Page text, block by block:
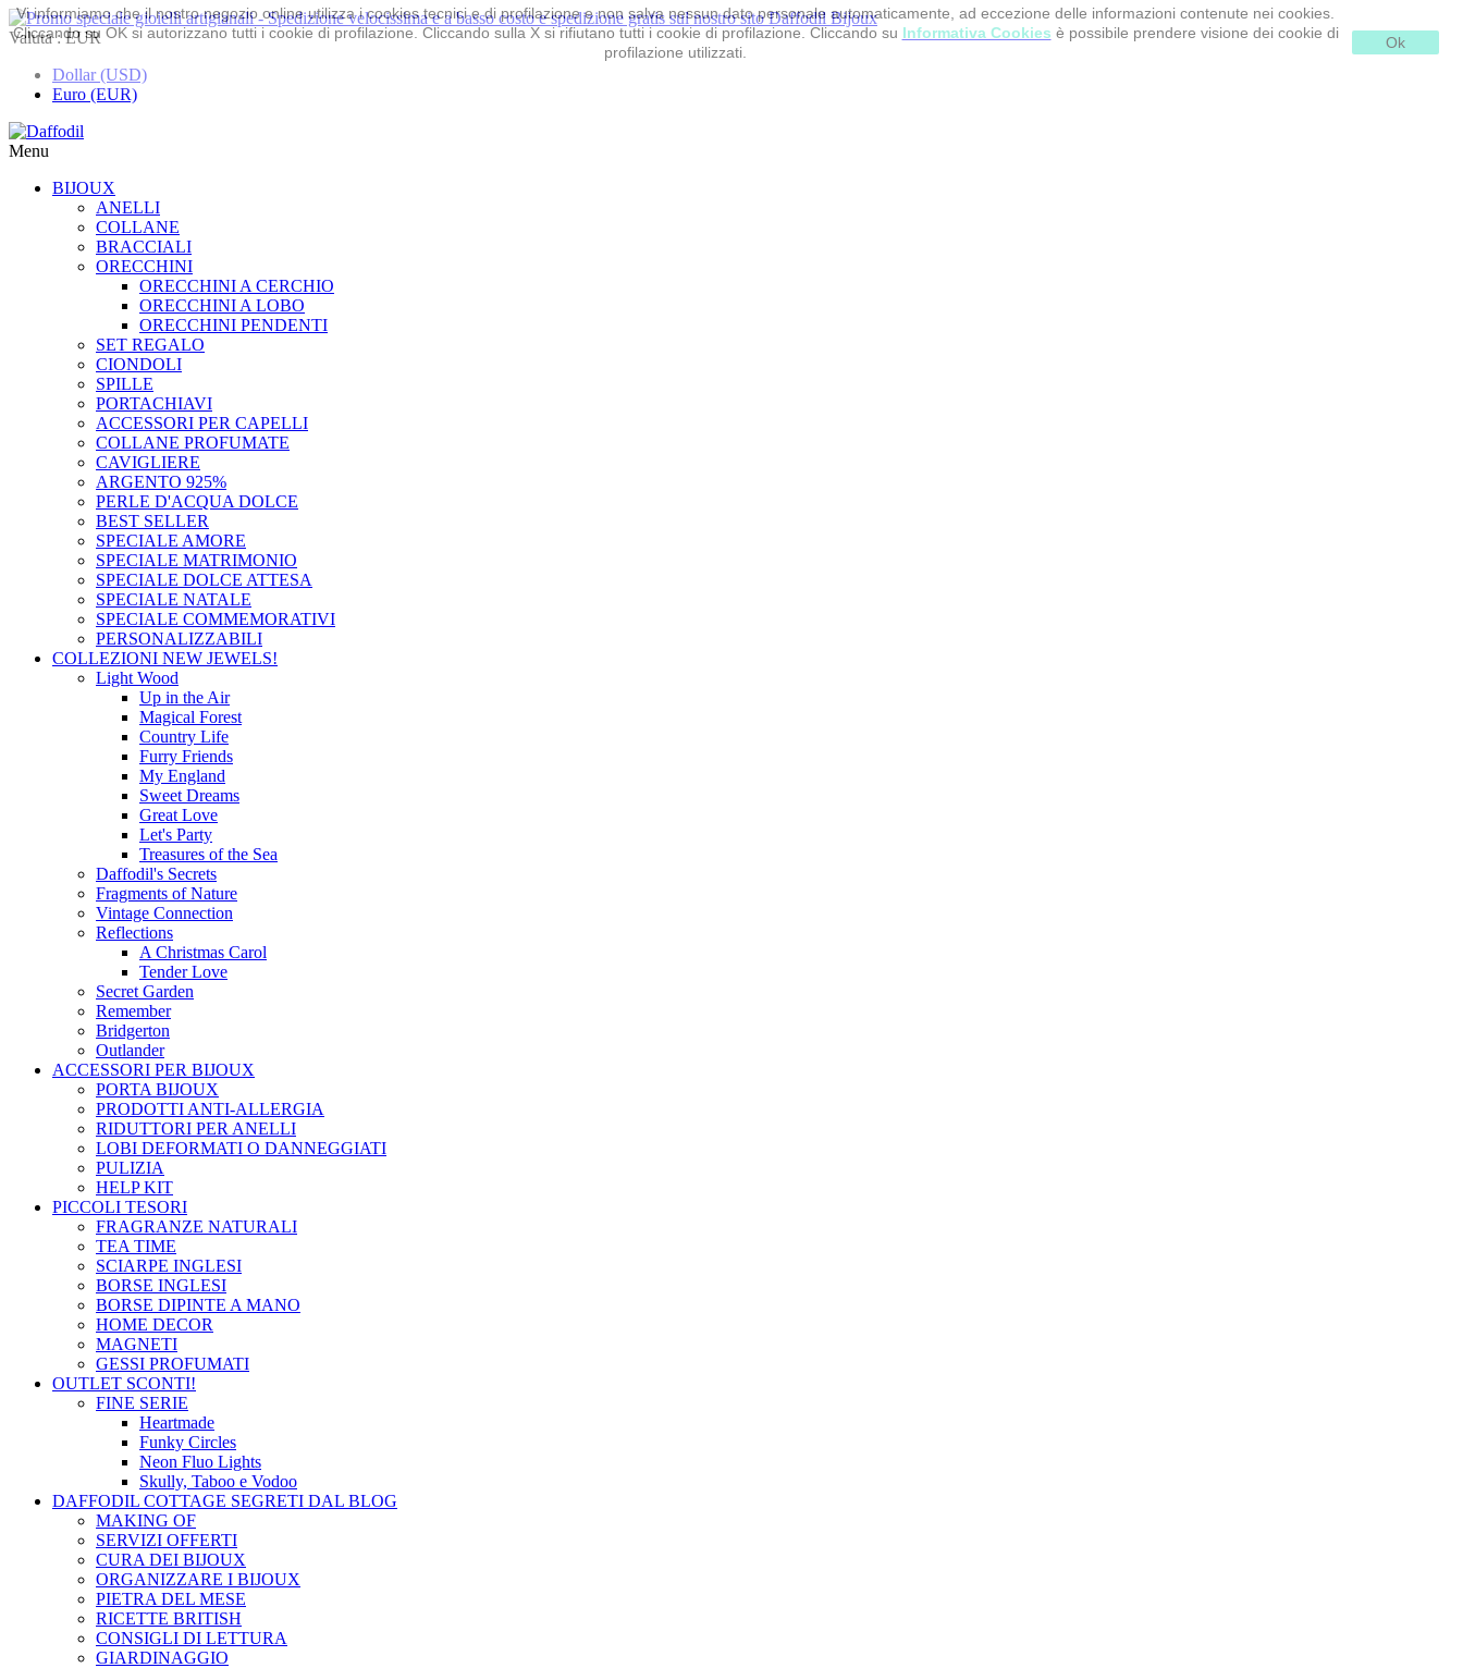
Valuta : EUR
Dollar (USD)
Euro (EUR)
Menu
BIJOUX
ANELLI
COLLANE
BRACCIALI
ORECCHINI
ORECCHINI A CERCHIO
ORECCHINI A LOBO
ORECCHINI PENDENTI
SET REGALO
CIONDOLI
SPILLE
PORTACHIAVI
ACCESSORI PER CAPELLI
COLLANE PROFUMATE
CAVIGLIERE
ARGENTO 925%
PERLE D'ACQUA DOLCE
BEST SELLER
SPECIALE AMORE
SPECIALE MATRIMONIO
SPECIALE DOLCE ATTESA
SPECIALE NATALE
SPECIALE COMMEMORATIVI
PERSONALIZZABILI
COLLEZIONI NEW JEWELS!
Light Wood
Up in the Air
Magical Forest
Country Life
Furry Friends
My England
Sweet Dreams
Great Love
Let's Party
Treasures of the Sea
Daffodil's Secrets
Fragments of Nature
Vintage Connection
Reflections
A Christmas Carol
Tender Love
Secret Garden
Remember
Bridgerton
Outlander
ACCESSORI PER BIJOUX
PORTA BIJOUX
PRODOTTI ANTI-ALLERGIA
RIDUTTORI PER ANELLI
LOBI DEFORMATI O DANNEGGIATI
PULIZIA
HELP KIT
PICCOLI TESORI
FRAGRANZE NATURALI
TEA TIME
SCIARPE INGLESI
BORSE INGLESI
BORSE DIPINTE A MANO
HOME DECOR
MAGNETI
GESSI PROFUMATI
OUTLET SCONTI!
FINE SERIE
Heartmade
Funky Circles
Neon Fluo Lights
Skully, Taboo e Vodoo
DAFFODIL COTTAGE SEGRETI DAL BLOG
MAKING OF
SERVIZI OFFERTI
CURA DEI BIJOUX
ORGANIZZARE I BIJOUX
PIETRA DEL MESE
RICETTE BRITISH
CONSIGLI DI LETTURA
GIARDINAGGIO
Vi informiamo che il nostro negozio online utilizza i cookies tecnici e di profilazione e non salva nessun dato personale automaticamente, ad eccezione delle informazioni contenute nei cookies.
Cliccando su OK si autorizzano tutti i cookie di profilazione. Cliccando sulla X si rifiutano tutti i cookie di profilazione. Cliccando su Informativa Cookies è possibile prendere visione dei cookie di
profilazione utilizzati.
Ok